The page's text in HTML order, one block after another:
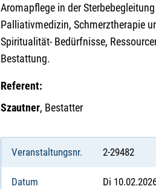
Aromapflege in der Sterbebegleitung
Palliativmedizin, Schmerztherapie
Spiritualität- Bedürfnisse,
Bestattung.
Referent:
Szautner, Bestatter
Veranstaltungsnr. 2-29482
Datum Di